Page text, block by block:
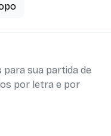
sua partida de
por letra e por